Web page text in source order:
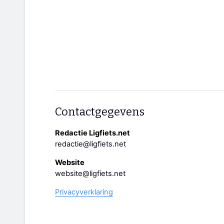
Contactgegevens
Redactie Ligfiets.net
redactie@ligfiets.net
Website
website@ligfiets.net
Privacyverklaring